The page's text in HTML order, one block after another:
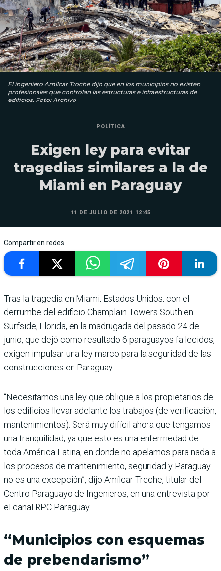
El ingeniero Amílcar Troche dijo que en los municipios no existen
profesionales que controlan las estructuras e infraestructuras de
edificios. Foto: Archivo
POLÍTICA
Exigen ley para evitar
tragedias similares a la de
Miami en Paraguay
11 DE JULIO DE 2021 12:45
Compartir en redes
Tras la tragedia en Miami, Estados Unidos, con el
derrumbe del edificio Champlain Towers South en
Surfside, Florida, en la madrugada del pasado 24 de
junio, que dejó como resultado 6 paraguayos fallecidos,
exigen impulsar una ley marco para la seguridad de las
construcciones en Paraguay.
“Necesitamos una ley que obligue a los propietarios de
los edificios llevar adelante los trabajos (de verificación,
mantenimientos). Será muy difícil ahora que tengamos
una tranquilidad, ya que esto es una enfermedad de
toda América Latina, en donde no apelamos para nada a
los procesos de mantenimiento, seguridad y Paraguay
no es una excepción”, dijo Amílcar Troche, titular del
Centro Paraguayo de Ingenieros, en una entrevista por
el canal RPC Paraguay.
“Municipios con esquemas
de prebendarismo”